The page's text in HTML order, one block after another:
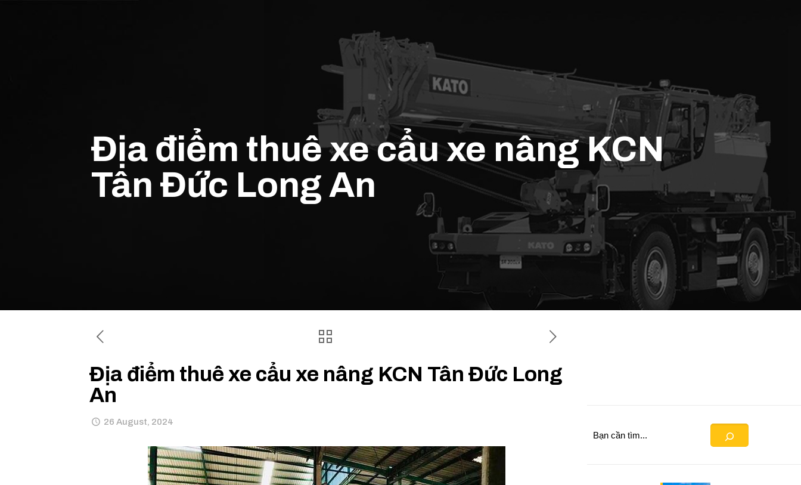
Địa điểm thuê xe cẩu xe nâng KCN
Tân Đức Long An
Địa điểm thuê xe cẩu xe nâng KCN Tân Đức Long
An
26 August, 2024
Search